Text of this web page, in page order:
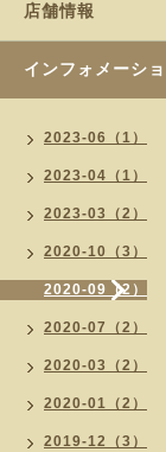
店舗情報
インフォメーシ
2023-06（1）
2023-04（1）
2023-03（2）
2020-10（3）
2020-09（2）
2020-07（2）
2020-03（2）
2020-01（2）
2019-12（3）